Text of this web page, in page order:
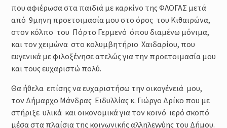
που αφιέρωσα στα παιδιά με καρκίνο της ΦΛΟΓΑΣ μετά
από 9μηνη προετοιμασία μου στο όρος του Κιθαιρώνα,
στον κόλπο του Πόρτο Γερμενό όπου διαμένω μόνιμα,
και τον χειμώνα στο κολυμβητήριο Χαιδαρίου, που
ευγενικά με φιλοξένησε ατελώς για την προετοιμασία μου
και τους ευχαριστώ πολύ.
Θα ήθελα επίσης να ευχαριστήσω την οικογένειά μου,
τον Δήμαρχο Μάνδρας Ειδυλλίας κ. Γιώργο Δρίκο που με
στήριξε υλικά και οικονομικά για τον κοινό ιερό σκοπό
μέσα στα πλαίσια της κοινωνικής αλληλεγγύης του Δήμου.